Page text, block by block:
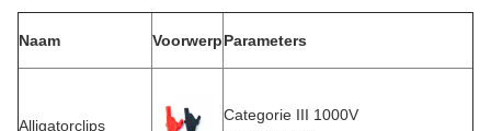
Naam VoorwerpParameters
Alligatorclips
Categorie III 1000V